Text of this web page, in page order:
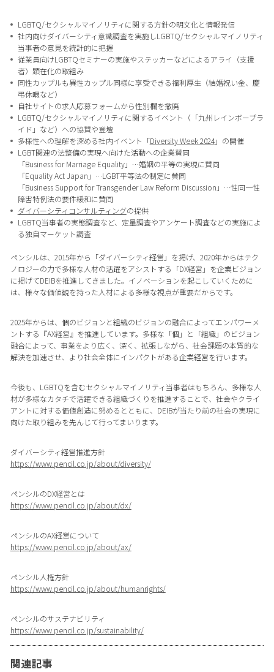
LGBTQ/セクシャルマイノリティに関する方針の明文化と情報発信
社内向けダイバーシティ意識調査を実施しLGBTQ/セクシャルマイノリティ
当事者の意見を統計的に把握
従業員向けLGBTQセミナーの実施やステッカーなどによるアライ（支援
者）顕在化の取組み
同性カップルも異性カップル同様に享受できる福利厚生（結婚祝い金、慶
弔休暇など）
自社サイトの求人応募フォームから性別欄を撤廃
LGBTQ/セクシャルマイノリティに関するイベント（「九州レインボープラ
イド」など）への協賛や登壇
多様性への理解を深める社内イベント「Diversity Week 2024」の開催
LGBT関連の法整備の実現へ向けた活動への企業賛同
「Business for Marriage Equality」…婚姻の平等の実現に賛同
「Equality Act Japan」…LGBT平等法の制定に賛同
「Business Support for Transgender Law Reform Discussion」…性同一性
障害特例法の要件緩和に賛同
ダイバーシティコンサルティングの提供
LGBTQ当事者の実態調査など、定量調査やアンケート調査などの実施によ
る独自マーケット調査
ペンシルは、2015年から「ダイバーシティ経営」を掲げ、2020年からはテク
ノロジーの力で多様な人材の活躍をアシストする「DX経営」を企業ビジョン
に掲げてDEIBを推進してきました。イノベーションを起こしていくために
は、様々な価値観を持った人材による多様な視点が重要だからです。
2025年からは、個のビジョンと組織のビジョンの融合によってエンパワーメ
ントする『AX経営』を推進しています。多様な「個」と「組織」のビジョン
融合によって、事業をより広く、深く、拡張しながら、社会課題の本質的な
解決を加速させ、より社会全体にインパクトがある企業経営を行います。
今後も、LGBTQを含むセクシャルマイノリティ当事者はもちろん、多様な人
材が多様なカタチで活躍できる組織づくりを推進することで、社会やクライ
アントに対する価値創造に努めるとともに、DEIBが当たり前の社会の実現に
向けた取り組みを先んじて行ってまいります。
ダイバーシティ経営推進方針
https://www.pencil.co.jp/about/diversity/
ペンシルのDX経営とは
https://www.pencil.co.jp/about/dx/
ペンシルのAX経営について
https://www.pencil.co.jp/about/ax/
ペンシル人権方針
https://www.pencil.co.jp/about/humanrights/
ペンシルのサステナビリティ
https://www.pencil.co.jp/sustainability/
関連記事